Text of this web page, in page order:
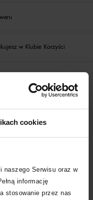
cookies
naszego Serwisu oraz w
informację
stosowanie przez nas
w Klubie Korzyści
w salonach